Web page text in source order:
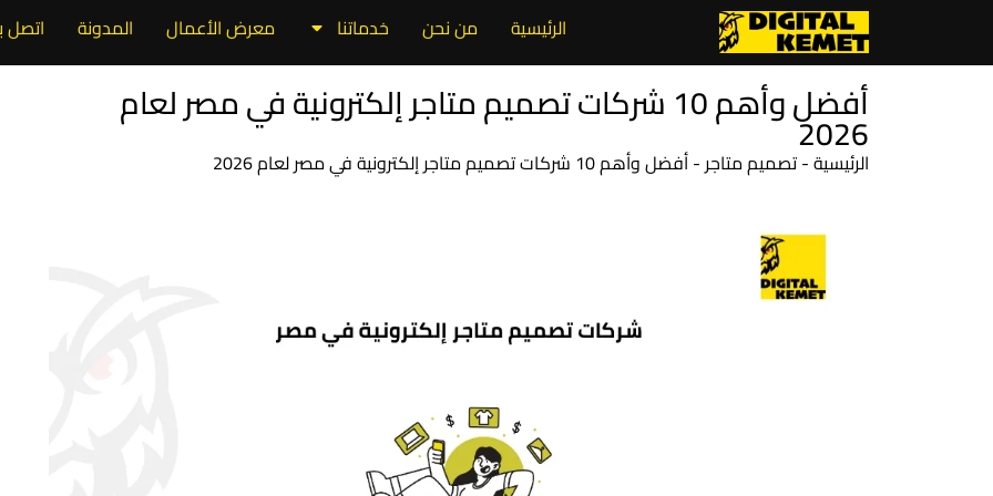
الرئيسية من نحن خدماتنا معرض الأعمال المدونة اتصل
أفضل وأهم 10 شركات تصميم متاجر إلكترونية في مصر لعام
2026
الرئيسية-تصميم متاجر-أفضل وأهم 10 شركات تصميم متاجر إلكترونية في مصر لعام 2026